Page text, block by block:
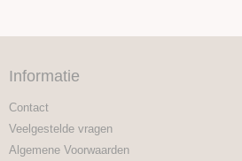
Informatie
Contact
Veelgestelde vragen
Algemene Voorwaarden